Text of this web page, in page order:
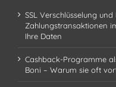
SSL Verschlüsselung
Zahlungstransaktionen
Ihre Daten
Cashback-Programme
Boni – Warum sie oft